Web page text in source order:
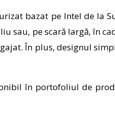
bazat pe Intel de
pe scară largă, în
În plus, designul
în portofoliul de